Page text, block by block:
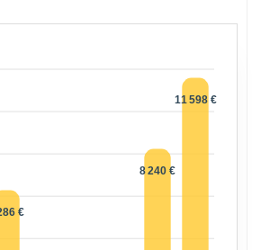
€
8 240 €
11 598 €